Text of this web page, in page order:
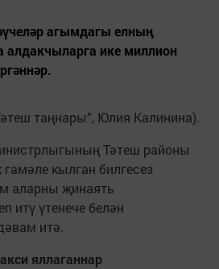
агымдагы елның
ике миллион
таңнары”, Юлия Калинина).
Тәтеш районы
­кылган билгесез
аларны җинаять
итү үтенече белән
итә.
яллаганнар